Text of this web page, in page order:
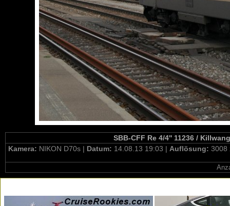
SBB-CFF Re 4/4'' 11236 /
Kamera: NIKON D70s | Datum: 14.08.13 19:03 | Auflösung: 3008